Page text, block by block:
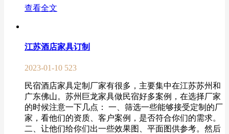
查看全文
江苏酒店家具订制
2023-01-10 523
民宿酒店家具定制厂家有很多，主要集中在江苏苏州和
广东佛山。苏州巨龙家具做民宿好多案例，在选择厂家
的时候注意一下几点： 一、筛选一些能够接受定制的厂
家，看他们的资质、客户案例，是否符合你们的需求。
二、让他们给你们出一些效果图、平面图供参考。然后